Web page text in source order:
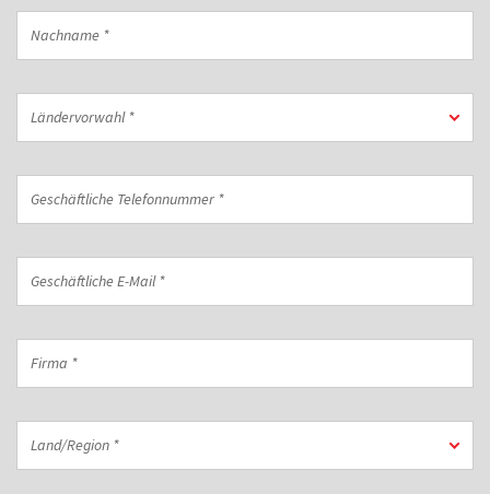
Ländervorwahl *
Telefonnummer
*
Land/Region *